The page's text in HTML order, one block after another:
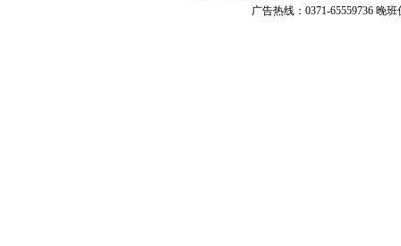
广告热线：0371-65559736 晚班